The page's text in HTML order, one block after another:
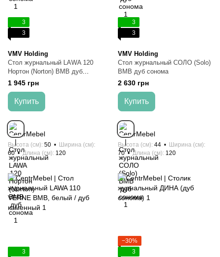
3
3
VMV Holding
Стол журнальный LAWA 120
Нортон (Norton) ВМВ дуб
сонома
1 945 грн
Купить
Высота (см) 50
Ширина (см)
60
Длина (см) 120
3
3
VMV Holding
Стол журнальный СОЛО (Solo)
ВМВ дуб сонома
2 630 грн
Купить
Высота (см) 44
Ширина (см)
70
Длина (см) 120
3
−30%
3